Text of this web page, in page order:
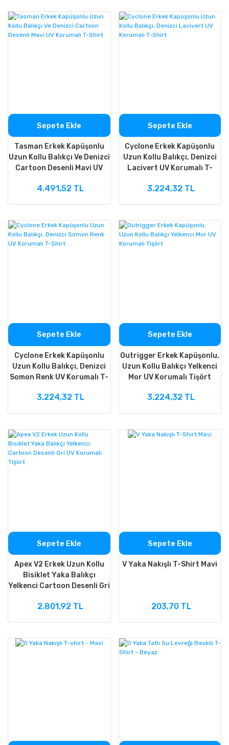
Sepete Ekle
Tasman Erkek Kapüşonlu
Uzun Kollu Balıkçı Ve Denizci
Cartoon Desenli Mavi UV
4.491,52 TL
Sepete Ekle
Cyclone Erkek Kapüşonlu
Uzun Kollu Balıkçı, Denizci
Lacivert UV Korumalı T-
3.224,32 TL
Sepete Ekle
Cyclone Erkek Kapüşonlu
Uzun Kollu Balıkçı, Denizci
Somon Renk UV Korumalı T-
3.224,32 TL
Sepete Ekle
Outrigger Erkek Kapüşonlu,
Uzun Kollu Balıkçı Yelkenci
Mor UV Korumalı Tişört
3.224,32 TL
Sepete Ekle
Apex V2 Erkek Uzun Kollu
Bisiklet Yaka Balıkçı
Yelkenci Cartoon Desenli Gri
2.801,92 TL
Sepete Ekle
V Yaka Nakışlı T-Shirt Mavi
203,70 TL